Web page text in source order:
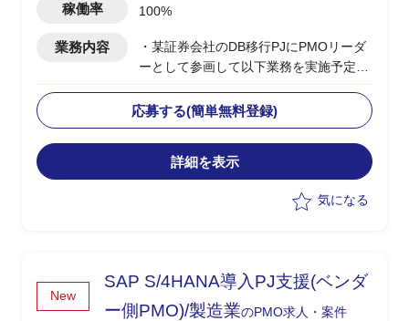
稼働率 100%
業務内容
・某証券会社のDB移行PJにPMOリーダ
ーとして参画して以下業務を実施予定
確認・品質担保
-結合テスト～総合テストで発生する障
害の管理・進行統制
-障害管理台帳の運用/障害解消状況のト
-テスト品質基準の確認/品質面での顧客
応募する(簡単無料登録)
詳細を表示
気になる
New
SAP S/4HANA導入PJ支援(ベンダ
ー側PMO)/製造業のPMO求人・案件